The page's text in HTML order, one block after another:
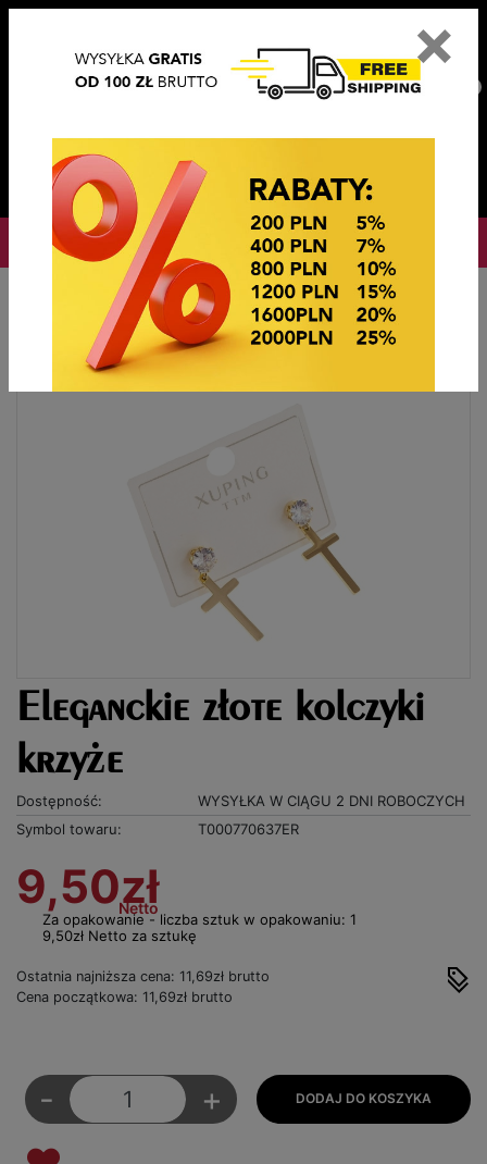
OKAZJE CENOWE! OKAZJE CENOWE!
Strona główna BIŻUTERIA STEEL/XUPING KOLCZYKI
Eleganckie złote kolczyki
krzyże
Dostępność:
WYSYŁKA W CIĄGU 2 DNI ROBOCZYCH
Symbol towaru:
T000770637ER
9,50zł
Netto
Za opakowanie - liczba sztuk w opakowaniu: 1
9,50zł Netto za sztukę
Ostatnia najniższa cena: 11,69zł brutto
Cena początkowa: 11,69zł brutto
- +
×